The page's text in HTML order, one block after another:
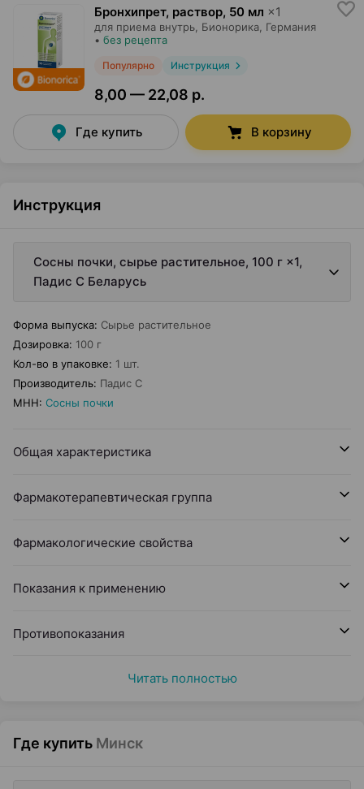
Бронхипрет, раствор, 50 мл ×1
для приема внутрь, Бионорика , Германия
• без рецепта
Популярно Инструкция
8,00 — 22,08 р.
Где купить В корзину
Инструкция
Сосны почки, сырье растительное, 100 г ×1,
Падис С Беларусь
Форма выпуска: Сырье растительное
Дозировка: 100 г
Кол-во в упаковке: 1 шт.
Производитель: Падис С
МНН: Сосны почки
Общая характеристика
Фармакотерапевтическая группа
Фармакологические свойства
Показания к применению
Противопоказания
Читать полностью
Где купить Минск